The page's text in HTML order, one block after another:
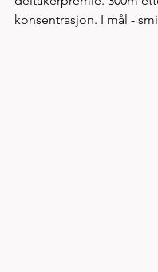
konsentrasjon. I mål -